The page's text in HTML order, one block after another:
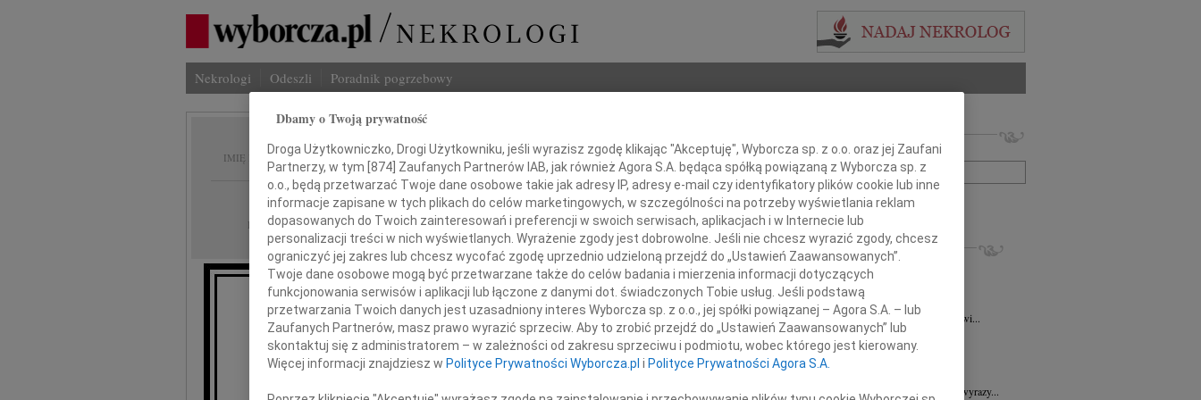
Nekrologi Odeszli Poradnik pogrzebowy
IMIĘ I NAZWISKO: Elżbieta Radzicka
REGION: Wrocław
DATA EMISJI: 09.04.2010
Z ogromnym żalem i smutkiem żegnamy naszą Koleżankę
Imię i nazwisko lub numer ogłoszenia:
+ szukanie zaawansowane
INNE NEKROLOGI
Barbara Korony07.08.2026 Wrocław
Z głębokim żalem i smutkiem przyjęliśmy...
Lucyna Wróbel06.08.2026
Naszemu Przyjacielowi Michałowi Łuczakowi...
06.08.2026
Wrocław
Annie Ciskowskiej wyrazy najgłębszego...
31.07.2026
Panu Sędziemu Januszowi Kaspryszynowi wyrazy...
Dbamy o Twoją prywatność
Droga Użytkowniczko, Drogi Użytkowniku, jeśli wyrazisz zgodę klikając "Akceptuję", Wyborcza sp. z o.o. oraz jej Zaufani
Partnerzy, w tym [874] Zaufanych Partnerów IAB, jak również Agora S.A. będąca spółką powiązaną z Wyborcza sp. z
o.o., będą przetwarzać Twoje dane osobowe takie jak adresy IP, adresy e-mail czy identyfikatory plików cookie lub inne
informacje zapisane w tych plikach do celów marketingowych, w szczególności na potrzeby wyświetlania reklam
dopasowanych do Twoich zainteresowań i preferencji w swoich serwisach, aplikacjach i w Internecie lub
personalizacji treści w nich wyświetlanych. Wyrażenie zgody jest dobrowolne. Jeśli nie chcesz wyrazić zgody, chcesz
ograniczyć jej zakres lub chcesz wycofać zgodę uprzednio udzieloną przejdź do „Ustawień Zaawansowanych”.
Twoje dane osobowe mogą być przetwarzane także do celów badania i mierzenia informacji dotyczących
funkcjonowania serwisów i aplikacji lub łączone z danymi dot. świadczonych Tobie usług. Jeśli podstawą
przetwarzania Twoich danych jest uzasadniony interes Wyborcza sp. z o.o., jej spółki powiązanej – Agora S.A. – lub
Zaufanych Partnerów, masz prawo wyrazić sprzeciw. Aby to zrobić przejdź do „Ustawień Zaawansowanych” lub
skontaktuj się z administratorem – w zależności od zakresu sprzeciwu i podmiotu, wobec którego jest kierowany.
Więcej informacji znajdziesz w Polityce Prywatności Wyborcza.pl i Polityce Prywatności Agora S.A.